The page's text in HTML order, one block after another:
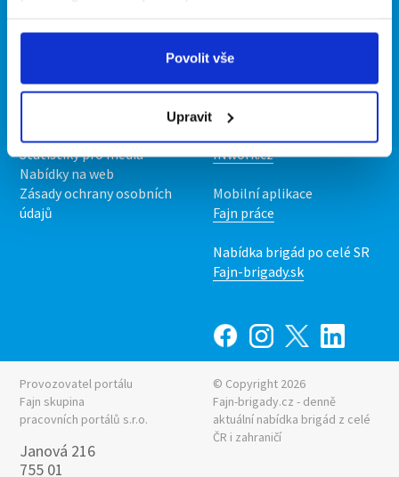
Povolit vše
Upravit
O portálu
O nás
Statistiky pro média
Nabídky na web
Zásady ochrany osobních
údajů
Naše další projekty
Fajn brigády
INwork.cz
Mobilní aplikace
Fajn práce
Nabídka brigád po celé SR
Fajn-brigady.sk
Provozovatel portálu
Fajn skupina
pracovních portálů s.r.o.
Janová 216
755 01
© Copyright 2026
Fajn-brigady.cz - denně
aktuální nabídka brigád z celé
ČR i zahraničí